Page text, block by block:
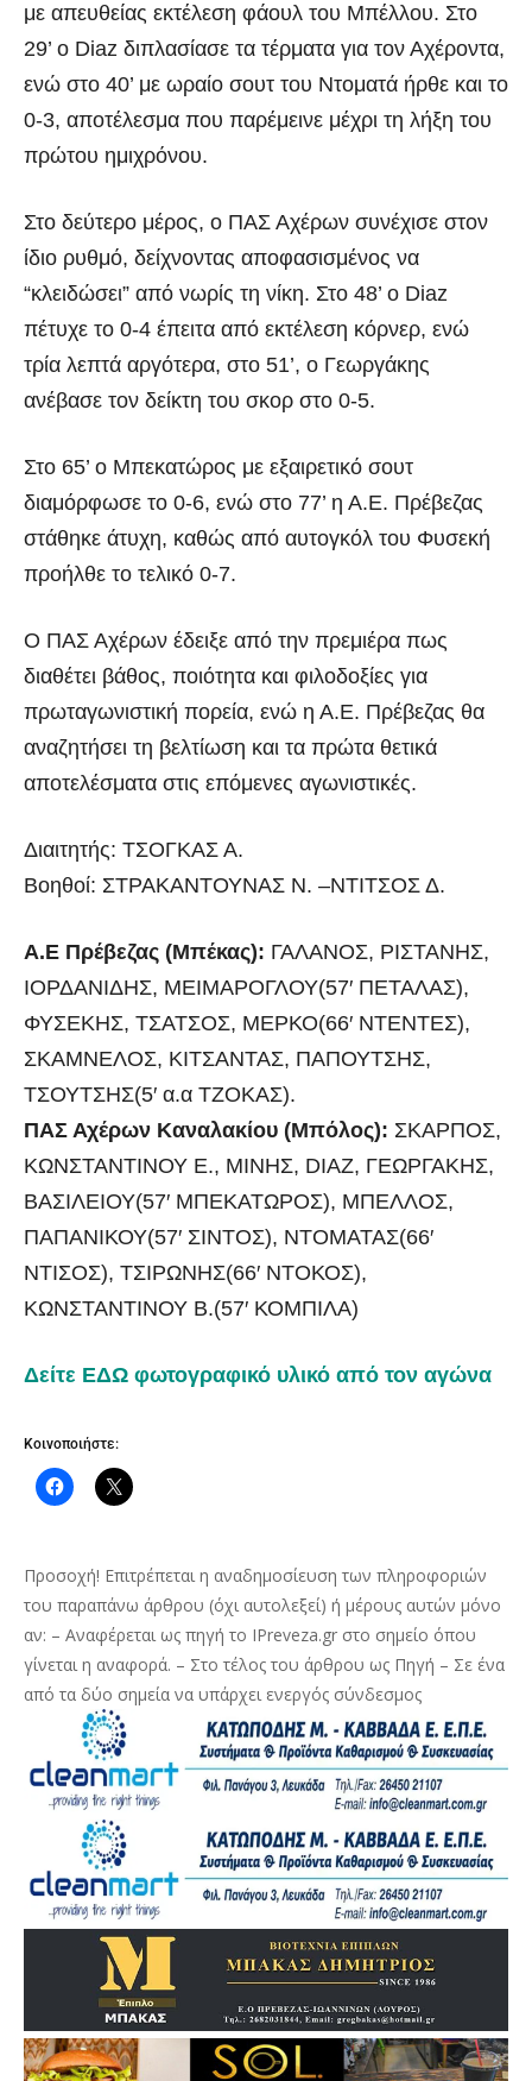
με απευθείας εκτέλεση φάουλ του Μπέλλου. Στο
29’ ο Diaz διπλασίασε τα τέρματα για τον Αχέροντα,
ενώ στο 40’ με ωραίο σουτ του Ντοματά ήρθε και το
0-3, αποτέλεσμα που παρέμεινε μέχρι τη λήξη του
πρώτου ημιχρόνου.
Στο δεύτερο μέρος, ο ΠΑΣ Αχέρων συνέχισε στον
ίδιο ρυθμό, δείχνοντας αποφασισμένος να
“κλειδώσει” από νωρίς τη νίκη. Στο 48’ ο Diaz
πέτυχε το 0-4 έπειτα από εκτέλεση κόρνερ, ενώ
τρία λεπτά αργότερα, στο 51’, ο Γεωργάκης
ανέβασε τον δείκτη του σκορ στο 0-5.
Στο 65’ ο Μπεκατώρος με εξαιρετικό σουτ
διαμόρφωσε το 0-6, ενώ στο 77’ η Α.Ε. Πρέβεζας
στάθηκε άτυχη, καθώς από αυτογκόλ του Φυσεκή
προήλθε το τελικό 0-7.
Ο ΠΑΣ Αχέρων έδειξε από την πρεμιέρα πως
διαθέτει βάθος, ποιότητα και φιλοδοξίες για
πρωταγωνιστική πορεία, ενώ η Α.Ε. Πρέβεζας θα
αναζητήσει τη βελτίωση και τα πρώτα θετικά
αποτελέσματα στις επόμενες αγωνιστικές.
Διαιτητής: ΤΣΟΓΚΑΣ Α.
Βοηθοί: ΣΤΡΑΚΑΝΤΟΥΝΑΣ Ν. –ΝΤΙΤΣΟΣ Δ.
Α.Ε Πρέβεζας (Μπέκας): ΓΑΛΑΝΟΣ, ΡΙΣΤΑΝΗΣ,
ΙΟΡΔΑΝΙΔΗΣ, ΜΕΙΜΑΡΟΓΛΟΥ(57′ ΠΕΤΑΛΑΣ),
ΦΥΣΕΚΗΣ, ΤΣΑΤΣΟΣ, ΜΕΡΚΟ(66′ ΝΤΕΝΤΕΣ),
ΣΚΑΜΝΕΛΟΣ, ΚΙΤΣΑΝΤΑΣ, ΠΑΠΟΥΤΣΗΣ,
ΤΣΟΥΤΣΗΣ(5′ α.α ΤΖΟΚΑΣ).
ΠΑΣ Αχέρων Καναλακίου (Μπόλος): ΣΚΑΡΠΟΣ,
ΚΩΝΣΤΑΝΤΙΝΟΥ Ε., ΜΙΝΗΣ, DIAZ, ΓΕΩΡΓΑΚΗΣ,
ΒΑΣΙΛΕΙΟΥ(57′ ΜΠΕΚΑΤΩΡΟΣ), ΜΠΕΛΛΟΣ,
ΠΑΠΑΝΙΚΟΥ(57′ ΣΙΝΤΟΣ), ΝΤΟΜΑΤΑΣ(66′
ΝΤΙΣΟΣ), ΤΣΙΡΩΝΗΣ(66′ ΝΤΟΚΟΣ),
ΚΩΝΣΤΑΝΤΙΝΟΥ B.(57′ ΚΟΜΠΙΛΑ)
Δείτε ΕΔΩ φωτογραφικό υλικό από τον αγώνα
Κοινοποιήστε:
Προσοχή! Επιτρέπεται η αναδημοσίευση των πληροφοριών
του παραπάνω άρθρου (όχι αυτολεξεί) ή μέρους αυτών μόνο
αν: – Αναφέρεται ως πηγή το IPreveza.gr στο σημείο όπου
γίνεται η αναφορά. – Στο τέλος του άρθρου ως Πηγή – Σε ένα
από τα δύο σημεία να υπάρχει ενεργός σύνδεσμος